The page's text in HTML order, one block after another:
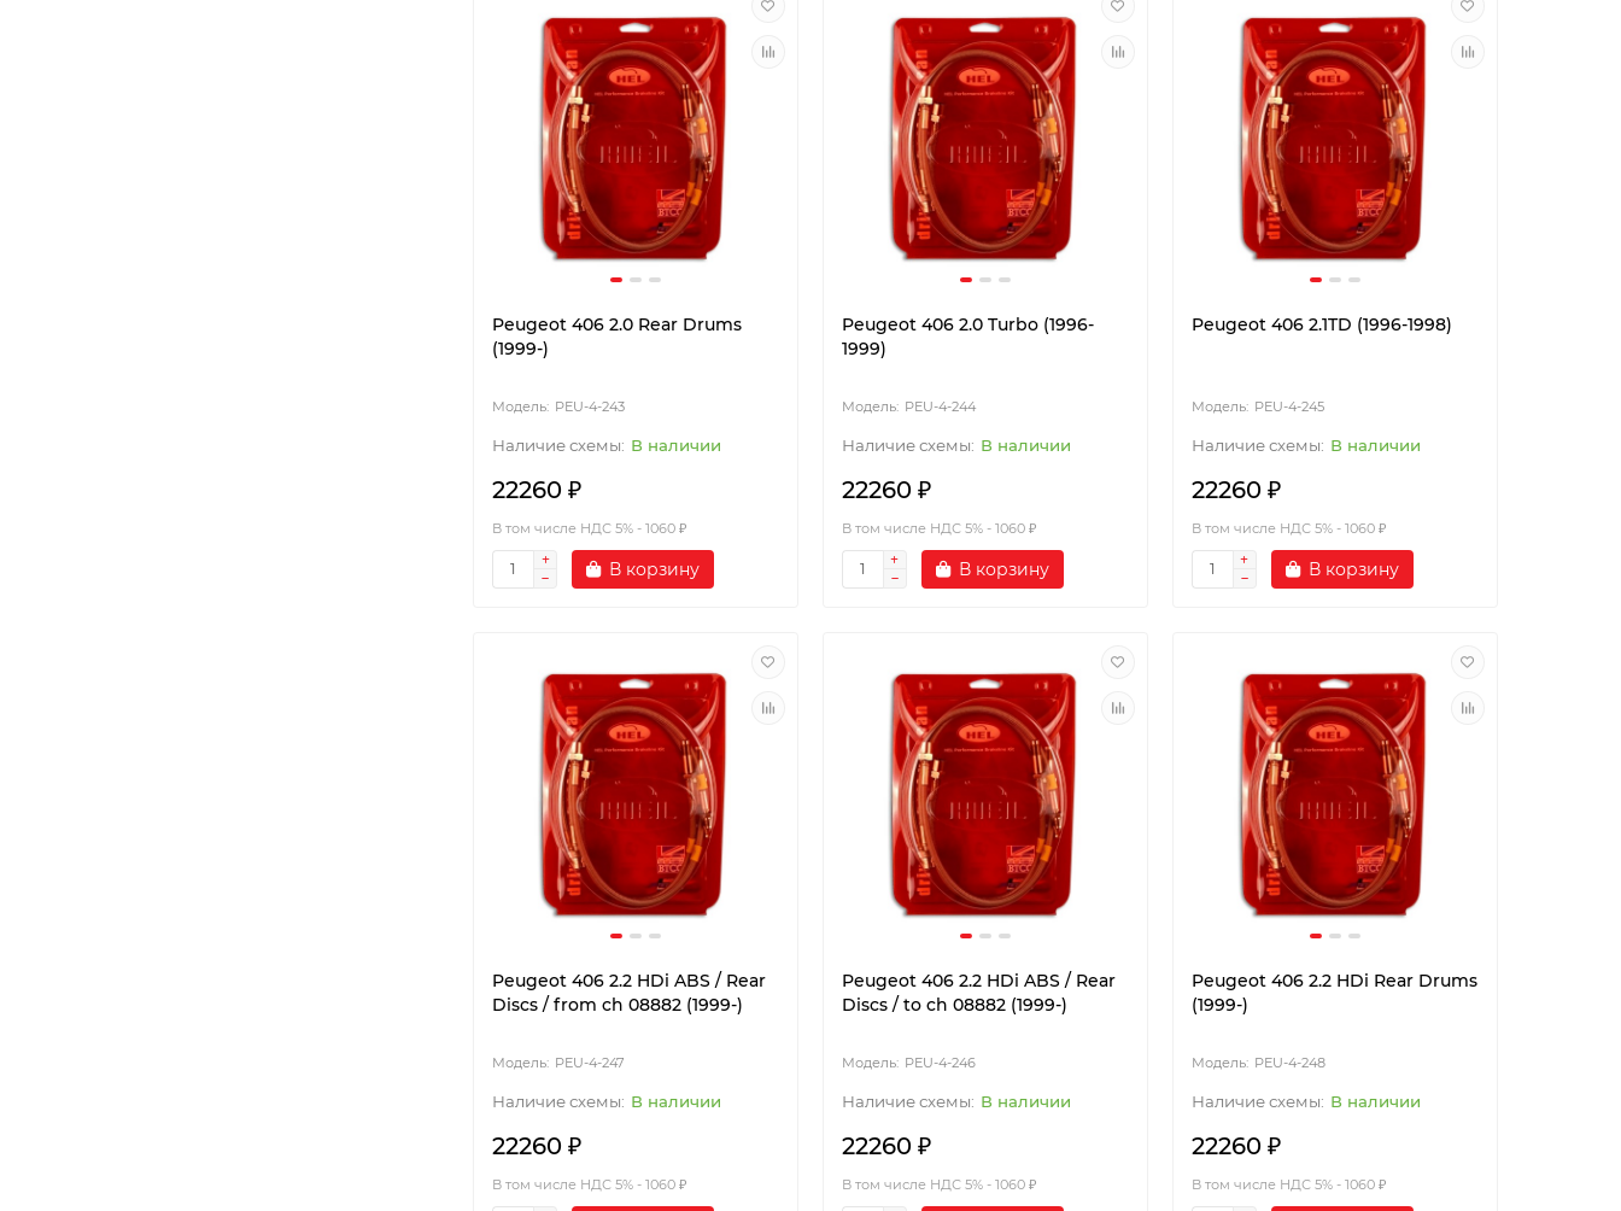
Peugeot 406 2.0 Rear Drums
(1999-)
PEU-4-243
В наличии
22260 ₽
В том числе НДС 5% - 1060 ₽
В корзину
Peugeot 406 2.0 Turbo (1996-
1999)
PEU-4-244
В наличии
22260 ₽
В том числе НДС 5% - 1060 ₽
В корзину
Peugeot 406 2.1TD (1996-1998)
PEU-4-245
В наличии
22260 ₽
В том числе НДС 5% - 1060 ₽
В корзину
Peugeot 406 2.2 HDi ABS / Rear
Discs / from ch 08882 (1999-)
PEU-4-247
В наличии
22260 ₽
В том числе НДС 5% - 1060 ₽
Peugeot 406 2.2 HDi ABS / Rear
Discs / to ch 08882 (1999-)
PEU-4-246
В наличии
22260 ₽
В том числе НДС 5% - 1060 ₽
Peugeot 406 2.2 HDi Rear Drums
(1999-)
PEU-4-248
В наличии
22260 ₽
В том числе НДС 5% - 1060 ₽